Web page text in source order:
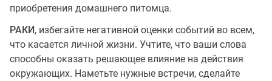
приобретения домашнего питомца.
РАКИ, избегайте негативной оценки событий во всем,
что касается личной жизни. Учтите, что ваши слова
способны оказать решающее влияние на действия
окружающих. Наметьте нужные встречи, сделайте